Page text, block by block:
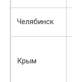
Челябинск
Крым